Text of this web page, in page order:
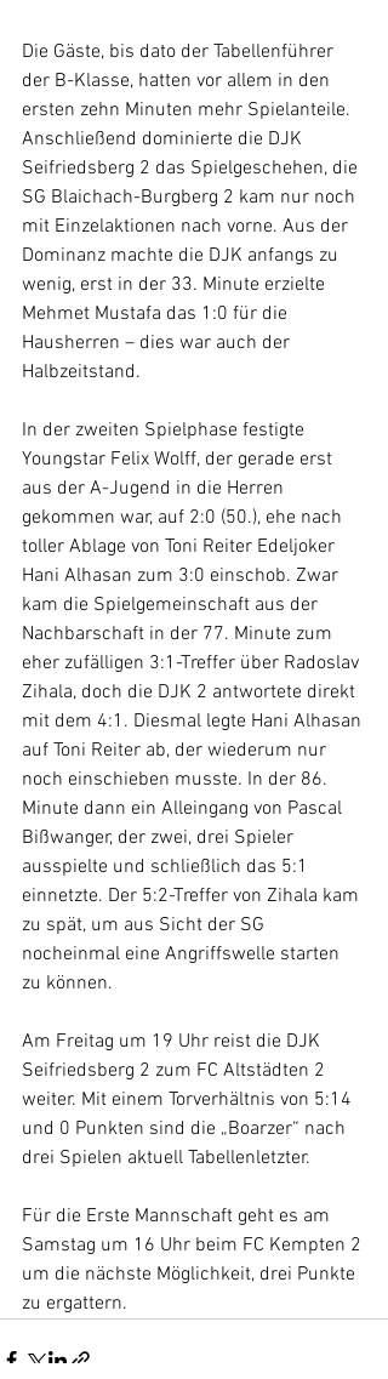
Die Gäste, bis dato der Tabellenführer
der B-Klasse, hatten vor allem in den
ersten zehn Minuten mehr Spielanteile.
Anschließend dominierte die DJK
Seifriedsberg 2 das Spielgeschehen, die
SG Blaichach-Burgberg 2 kam nur noch
mit Einzelaktionen nach vorne. Aus der
Dominanz machte die DJK anfangs zu
wenig, erst in der 33. Minute erzielte
Mehmet Mustafa das 1:0 für die
Hausherren – dies war auch der
Halbzeitstand.
In der zweiten Spielphase festigte
Youngstar Felix Wolff, der gerade erst
aus der A-Jugend in die Herren
gekommen war, auf 2:0 (50.), ehe nach
toller Ablage von Toni Reiter Edeljoker
Hani Alhasan zum 3:0 einschob. Zwar
kam die Spielgemeinschaft aus der
Nachbarschaft in der 77. Minute zum
eher zufälligen 3:1-Treffer über Radoslav
Zihala, doch die DJK 2 antwortete direkt
mit dem 4:1. Diesmal legte Hani Alhasan
auf Toni Reiter ab, der wiederum nur
noch einschieben musste. In der 86.
Minute dann ein Alleingang von Pascal
Bißwanger, der zwei, drei Spieler
ausspielte und schließlich das 5:1
einnetzte. Der 5:2-Treffer von Zihala kam
zu spät, um aus Sicht der SG
nocheinmal eine Angriffswelle starten
zu können.
Am Freitag um 19 Uhr reist die DJK
Seifriedsberg 2 zum FC Altstädten 2
weiter. Mit einem Torverhältnis von 5:14
und 0 Punkten sind die „Boarzer“ nach
drei Spielen aktuell Tabellenletzter.
Für die Erste Mannschaft geht es am
Samstag um 16 Uhr beim FC Kempten 2
um die nächste Möglichkeit, drei Punkte
zu ergattern.